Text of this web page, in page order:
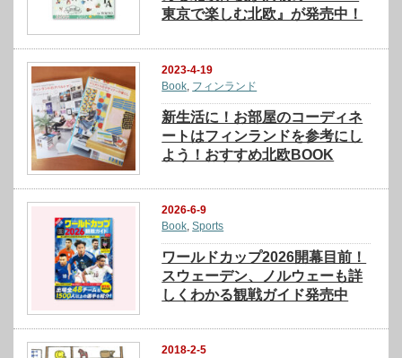
東京で楽しむ北欧』が発売中！
2023-4-19
Book フィンランド
新生活に！お部屋のコーディネ
ートはフィンランドを参考にし
よう！おすすめ北欧BOOK
2026-6-9
Book,Sports
ワールドカップ2026開幕目前！
スウェーデン、ノルウェーも詳
しくわかる観戦ガイド発売中
2018-2-5